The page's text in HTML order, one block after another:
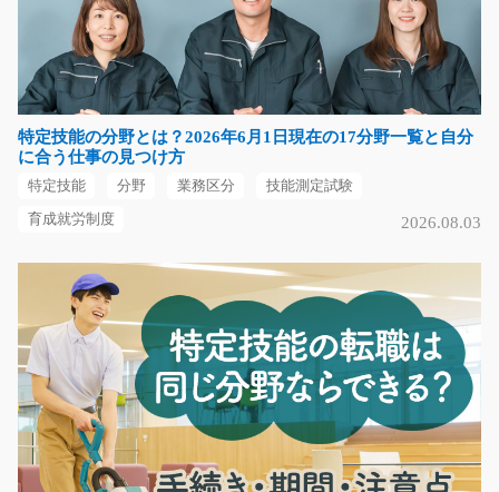
鉄骨住宅部材や立体駐車場フレーム、鉄製パレットの溶
接を担当します。 一…
長期（3ヶ月以上）
時給1500円
滋賀県湖南市
気になる
(未経験の方も歓迎)部品加工の機械操作/i02_00009
業務拡大につき緊急大募集！高時給！未経験の方ももち
ろん大歓迎！部品を…
長期（3ヶ月以上）
時給1150円～
大阪府大阪市淀川区
気になる
特定技能の分野とは？2026年6月1日現在の17分野一覧と自分
に合う仕事の見つけ方
特定技能 分野 業務区分 技能測定試験
育成就労制度 2026.08.03